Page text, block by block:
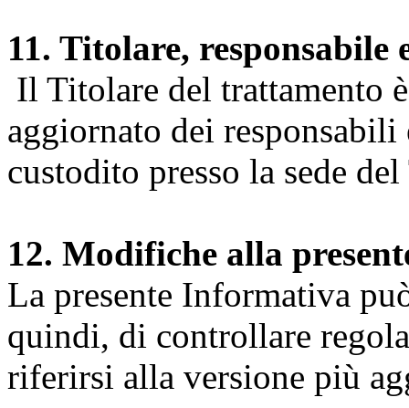
11. Titolare, responsabile
Il Titolare del trattamento
aggiornato dei
custodito presso la sede
12. Modifiche alla
La presente Informativa
quindi, di controllare
riferirsi alla versione più